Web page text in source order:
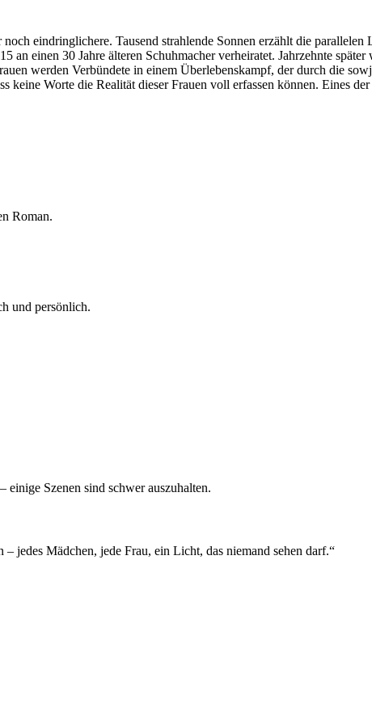
eindringlichere. Tausend strahlende Sonnen erzählt die
an einen 30 Jahre älteren Schuhmacher verheiratet. Jahrzehnte
werden Verbündete in einem Überlebenskampf, der durch die
keine Worte die Realität dieser Frauen voll erfassen können. Eines
Roman.
und persönlich.
Szenen sind schwer auszuhalten.
jedes Mädchen, jede Frau, ein Licht, das niemand sehen darf.“